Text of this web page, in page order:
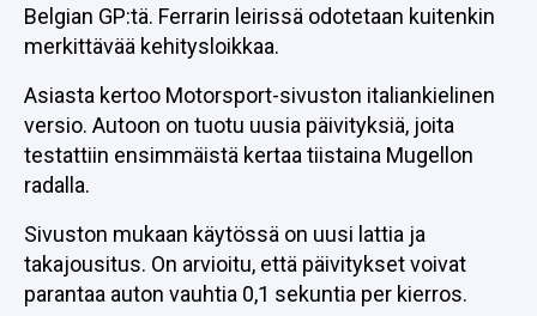
Belgian GP:tä. Ferrarin leirissä odotetaan kuitenkin
merkittävää kehitysloikkaa.
Asiasta kertoo Motorsport-sivuston italiankielinen
versio. Autoon on tuotu uusia päivityksiä, joita
testattiin ensimmäistä kertaa tiistaina Mugellon
radalla.
Sivuston mukaan käytössä on uusi lattia ja
takajousitus. On arvioitu, että päivitykset voivat
parantaa auton vauhtia 0,1 sekuntia per kierros.